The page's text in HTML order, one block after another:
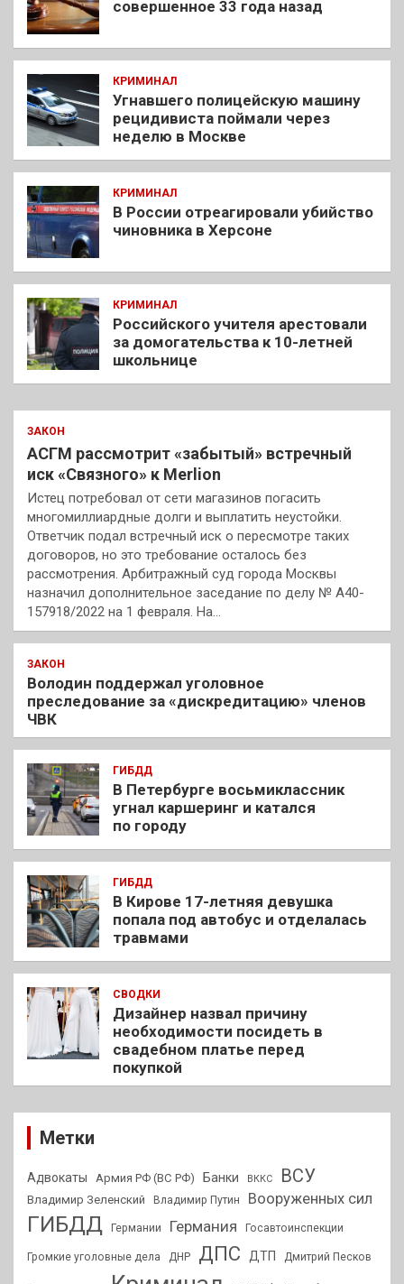
совершенное 33 года назад
КРИМИНАЛ
Угнавшего полицейскую машину
рецидивиста поймали через
неделю в Москве
КРИМИНАЛ
В России отреагировали убийство
чиновника в Херсоне
КРИМИНАЛ
Российского учителя арестовали
за домогательства к 10-летней
школьнице
ЗАКОН
АСГМ рассмотрит «забытый» встречный
иск «Связного» к Merlion
Истец потребовал от сети магазинов погасить
многомиллиардные долги и выплатить неустойки.
Ответчик подал встречный иск о пересмотре таких
договоров, но это требование осталось без
рассмотрения. Арбитражный суд города Москвы
назначил дополнительное заседание по делу № А40-
157918/2022 на 1 февраля. На…
ЗАКОН
Володин поддержал уголовное
преследование за «дискредитацию» членов
ЧВК
ГИБДД
В Петербурге восьмиклассник
угнал каршеринг и катался
по городу
ГИБДД
В Кирове 17-летняя девушка
попала под автобус и отделалась
травмами
СВОДКИ
Дизайнер назвал причину
необходимости посидеть в
свадебном платье перед
покупкой
Метки
Адвокаты Армия РФ (ВС РФ) Банки ВККС ВСУ
Владимир Зеленский Владимир Путин Вооруженных сил
ГИБДД Германии Германия Госавтоинспекции
Громкие уголовные дела ДНР ДПС ДТП Дмитрий Песков